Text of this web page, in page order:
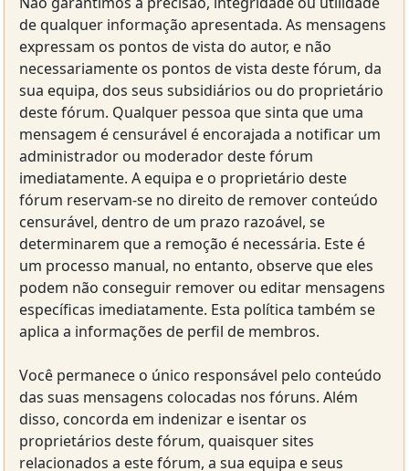
de qualquer informação apresentada. As mensagens
expressam os pontos de vista do autor, e não
necessariamente os pontos de vista deste fórum, da
sua equipa, dos seus subsidiários ou do proprietário
deste fórum. Qualquer pessoa que sinta que uma
mensagem é censurável é encorajada a notificar um
administrador ou moderador deste fórum
imediatamente. A equipa e o proprietário deste
fórum reservam-se no direito de remover conteúdo
censurável, dentro de um prazo razoável, se
determinarem que a remoção é necessária. Este é
um processo manual, no entanto, observe que eles
podem não conseguir remover ou editar mensagens
específicas imediatamente. Esta política também se
aplica a informações de perfil de membros.
Você permanece o único responsável pelo conteúdo
das suas mensagens colocadas nos fóruns. Além
disso, concorda em indenizar e isentar os
proprietários deste fórum, quaisquer sites
relacionados a este fórum, a sua equipa e seus